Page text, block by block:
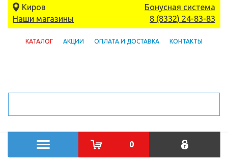
Киров
Наши магазины
Бонусная система
8 (8332) 24-83-83
КАТАЛОГ АКЦИИ ОПЛАТА И ДОСТАВКА КОНТАКТЫ
0